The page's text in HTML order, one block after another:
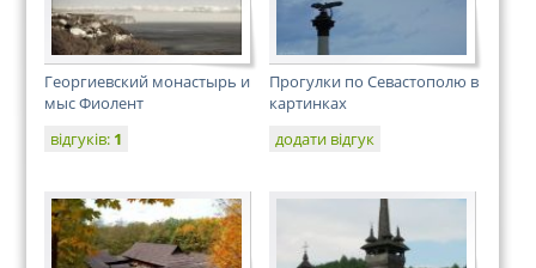
Георгиевский монастырь и
мыс Фиолент
відгуків: 1
Прогулки по Севастополю в
картинках
додати відгук